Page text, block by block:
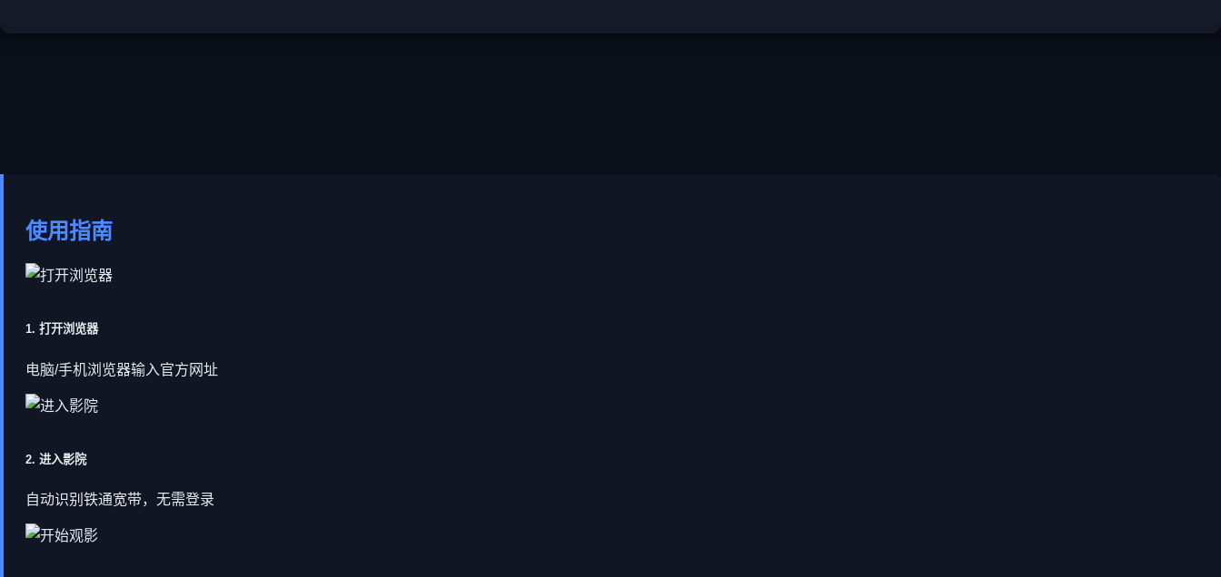
使用指南
1. 打开浏览器
电脑/手机浏览器输入官方网址
2. 进入影院
自动识别铁通宽带，无需登录